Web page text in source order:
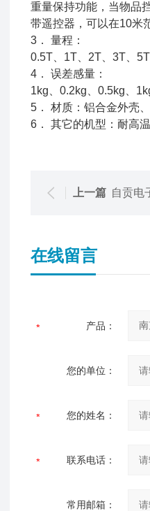
重量保持功能，当物品
带遥控器，可以在10米
3． 量程：
0.5T、1T、2T、3T、
4． 误差感量：
1kg、0.2kg、0.5kg、
5． 材质：铝合金外壳
6． 其它的机型：耐高
上一篇 自贡电
在线留言
产品：
您的单位：
您的姓名：
联系电话：
常用邮箱：